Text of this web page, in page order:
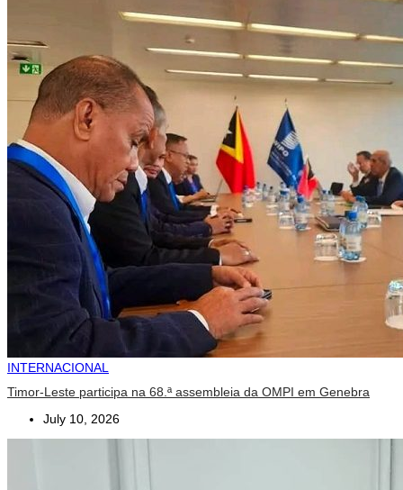
INTERNACIONAL
Timor-Leste participa na 68.ª assembleia da OMPI em Genebra
July 10, 2026